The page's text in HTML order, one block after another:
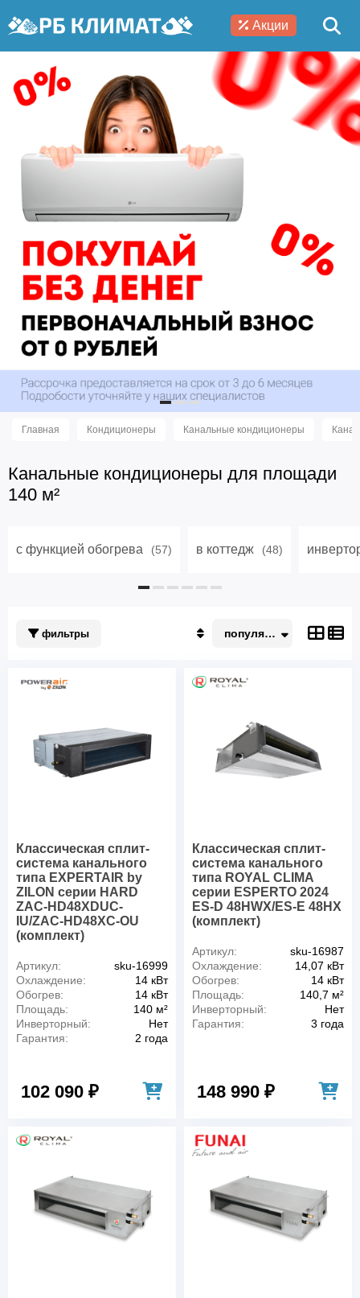
Акции
Главная Кондиционеры Канальные кондиционеры
Канальные кондиционеры для площади
140 м²
с функцией обогрева (57) в коттедж (48)
фильтры
Недорогие
популярные
Классическая сплит-
система канального
типа EXPERTAIR by
ZILON серии HARD
ZAC-HD48XDUC-
IU/ZAC-HD48XC-OU
(комплект)
Артикул:
sku-16999
Охлаждение:
14 кВт
Обогрев:
14 кВт
Площадь:
140 м²
Инверторный:
Нет
Гарантия:
2 года
102 090 ₽
Классическая сплит-
система канального
типа ROYAL CLIMA
серии ESPERTO 2024
ES-D 48HWX/ES-E 48HX
(комплект)
Артикул:
sku-16987
Охлаждение:
14,07 кВт
Обогрев:
14 кВт
Площадь:
140,7 м²
Инверторный:
Нет
Гарантия:
3 года
148 990 ₽